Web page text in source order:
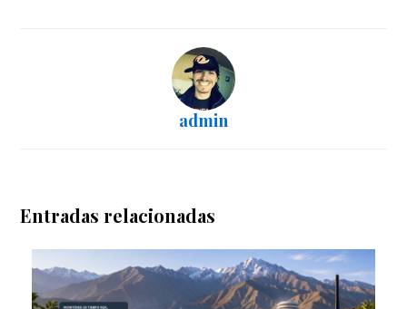
admin
Entradas relacionadas